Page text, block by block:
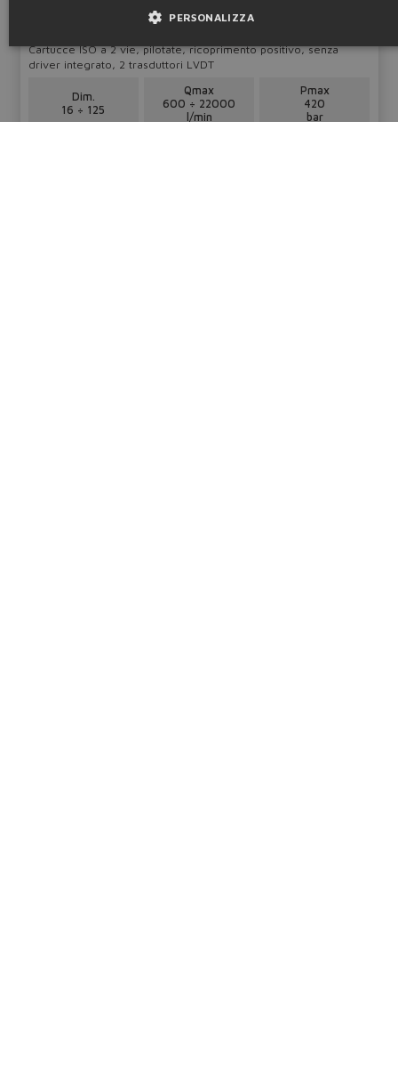
Cartucce ISO a 2 vie, pilotate, ricoprimento positivo, senza
driver integrato, 2 trasduttori LVDT
Dim.
16 ÷ 125
Qmax
600 ÷ 22000
l/min
Pmax
420
bar
PERSONALIZZA